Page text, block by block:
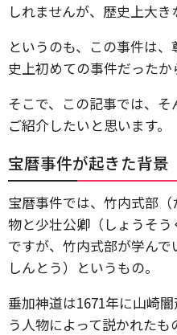
しれませんが、歴史上大き
というのも、この事件は
史上初めての事件だったか
そこで、この記事では、
ご紹介したいと思います。
宝暦事件が起きた背景
宝暦事件では、竹内式部
物と少壮公卿（しょうそ
ですが、竹内式部が学ん
しんとう）というもの。
垂加神道は1671年に山崎
う人物によって説かれた